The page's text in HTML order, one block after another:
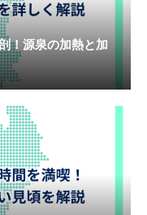
！源泉の加熱と加